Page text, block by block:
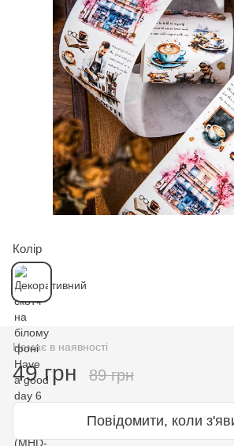
Колір
Немає в наявності
49 грн 89 грн
Повідомити, коли